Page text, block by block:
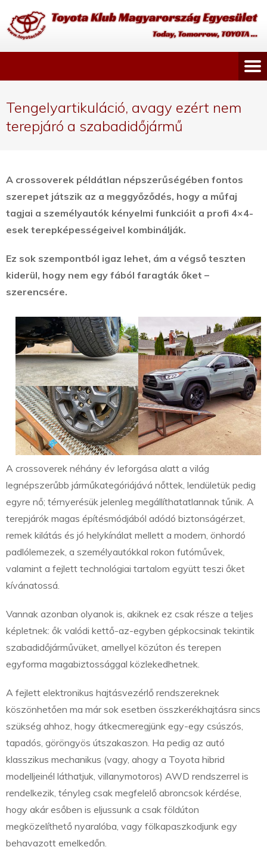
Tengelyartikuláció, avagy ezért nem
terepjáró a szabadidőjármű
A crossoverek példátlan népszerűségében fontos
szerepet játszik az a meggyőződés, hogy a műfaj
tagjai a személyautók kényelmi funkcióit a profi 4×4-
esek terepképességeivel kombinálják.
Ez sok szempontból igaz lehet, ám a végső teszten
kiderül, hogy nem egy fából faragták őket –
szerencsére.
A crossoverek néhány év leforgása alatt a világ
legnépszerűbb járműkategóriájává nőttek, lendületük pedig
egyre nő; térnyerésük jelenleg megállíthatatlannak tűnik. A
terepjárók magas építésmódjából adódó biztonságérzet,
remek kilátás és jó helykínálat mellett a modern, önhordó
padlólemezek, a személyautókkal rokon futóművek,
valamint a fejlett technológiai tartalom együtt teszi őket
kívánatossá.
Vannak azonban olyanok is, akiknek ez csak része a teljes
képletnek: ők valódi kettő-az-egyben gépkocsinak tekintik
szabadidőjárművüket, amellyel közúton és terepen
egyforma magabiztossággal közlekedhetnek.
A fejlett elektronikus hajtásvezérlő rendszereknek
köszönhetően ma már sok esetben összkerékhajtásra sincs
szükség ahhoz, hogy átkecmeregjünk egy-egy csúszós,
tapadós, göröngyös útszakaszon. Ha pedig az autó
klasszikus mechanikus (vagy, ahogy a Toyota hibrid
modelljeinél láthatjuk, villanymotoros) AWD rendszerrel is
rendelkezik, tényleg csak megfelelő abroncsok kérdése,
hogy akár esőben is eljussunk a csak földúton
megközelíthető nyaralóba, vagy fölkapaszkodjunk egy
behavazott emelkedőn.